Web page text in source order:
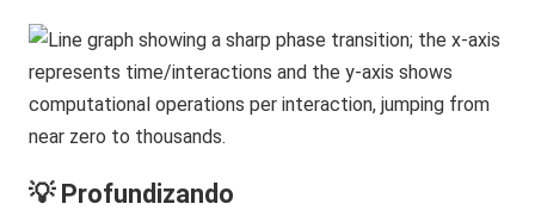
💡 Profundizando